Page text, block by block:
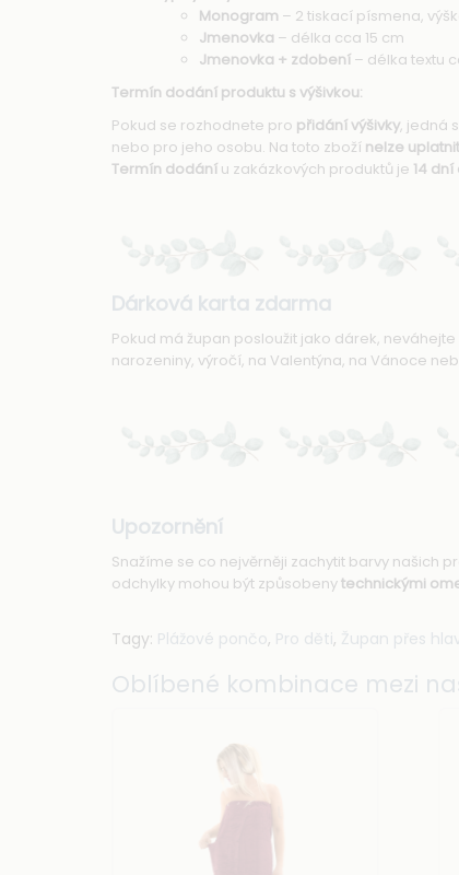
Monogram – 2 tiskací písmena,
Jmenovka – délka cca 15 cm
Jmenovka + zdobení – délka textu
Termín dodání produktu s výšivkou:
Pokud se rozhodnete pro přidání výšivky, jedná
nebo pro jeho osobu. Na toto zboží nelze
Termín dodání u zakázkových produktů je 14
Dárková karta zdarma
Pokud má župan posloužit jako dárek,
narozeniny, výročí, na Valentýna, na Vánoce
Upozornění
Snažíme se co nejvěrněji zachytit barvy našich
odchylky mohou být způsobenytechnickými
Tagy: Plážové pončo, Pro děti, Župan přes
Oblíbené kombinace mezi